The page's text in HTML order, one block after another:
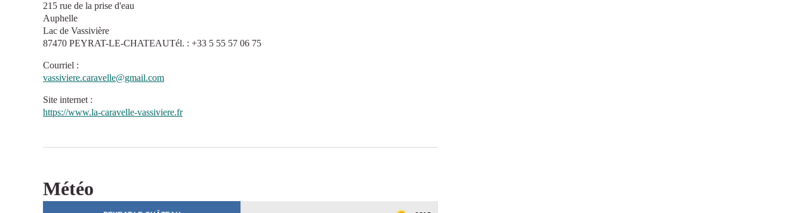
215 rue de la prise d'eau
Auphelle
Lac de Vassivière
87470 PEYRAT-LE-CHATEAUTél. : +33 5 55 57 06 75
Courriel :
vassiviere.caravelle@gmail.com
Site internet :
https://www.la-caravelle-vassiviere.fr
Météo